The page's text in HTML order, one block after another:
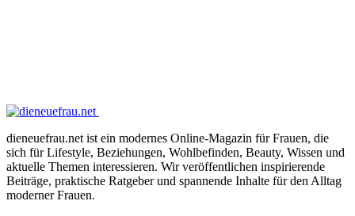
dieneuefrau.net ist ein modernes Online-Magazin für Frauen, die
sich für Lifestyle, Beziehungen, Wohlbefinden, Beauty, Wissen und
aktuelle Themen interessieren. Wir veröffentlichen inspirierende
Beiträge, praktische Ratgeber und spannende Inhalte für den Alltag
moderner Frauen.